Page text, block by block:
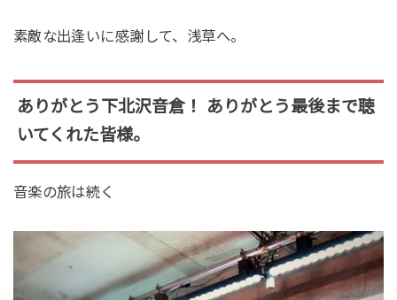
素敵な出逢いに感謝して、浅草へ。
ありがとう下北沢音倉！ ありがとう最後まで聴
いてくれた皆様。
音楽の旅は続く